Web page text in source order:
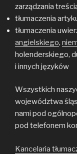
zarządzania
tłumaczenia
tłumaczenia
angielskiego,
holenderskiego,
i innych języków
Wszystkich
województwa
nami pod
pod telefonem
Kancelaria